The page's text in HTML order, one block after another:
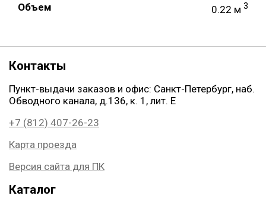
Объем 0.22 м 3
Контакты
Пункт-выдачи заказов и офис: Санкт-Петербург, наб.
Обводного канала, д.136, к. 1, лит. Е
+7 (812) 407-26-23
Карта проезда
Версия сайта для ПК
Каталог